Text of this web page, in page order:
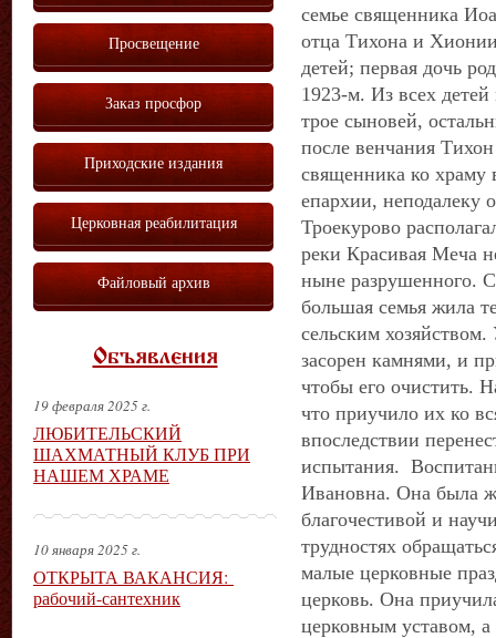
семье священника
отца Тихона и
детей; первая дочь
1923-м. Из всех
трое сыновей,
после венчания
священника ко храму
епархии, неподалеку
Троекурово
реки Красивая Меча
ныне разрушенного.
большая семья жила
сельским
засорен камнями, и
чтобы его очистить.
что приучило их ко
впоследствии
испытания.
Ивановна. Она была
благочестивой и
трудностях
малые церковные
церковь. Она
церковным уставом,
Просвещение
Заказ просфор
Приходские издания
Церковная реабилитация
Файловый архив
Объявления
19 февраля 2025 г.
ЛЮБИТЕЛЬСКИЙ
ШАХМАТНЫЙ КЛУБ ПРИ
НАШЕМ ХРАМЕ
10 января 2025 г.
ОТКРЫТА ВАКАНСИЯ:
рабочий-сантехник